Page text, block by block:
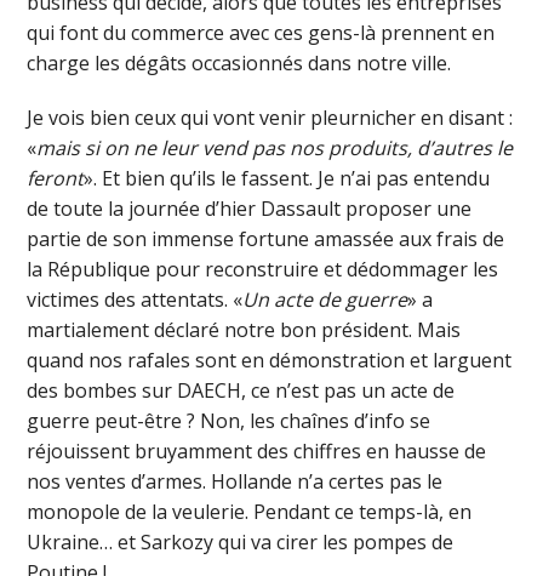
qui font du commerce avec ces gens-là prennent en
charge les dégâts occasionnés dans notre ville.
Je vois bien ceux qui vont venir pleurnicher en disant :
«mais si on ne leur vend pas nos produits, d’autres le
feront». Et bien qu’ils le fassent. Je n’ai pas entendu
de toute la journée d’hier Dassault proposer une
partie de son immense fortune amassée aux frais de
la République pour reconstruire et dédommager les
victimes des attentats. «Un acte de guerre» a
martialement déclaré notre bon président. Mais
quand nos rafales sont en démonstration et larguent
des bombes sur DAECH, ce n’est pas un acte de
guerre peut-être ? Non, les chaînes d’info se
réjouissent bruyamment des chiffres en hausse de
nos ventes d’armes. Hollande n’a certes pas le
monopole de la veulerie. Pendant ce temps-là, en
Ukraine… et Sarkozy qui va cirer les pompes de